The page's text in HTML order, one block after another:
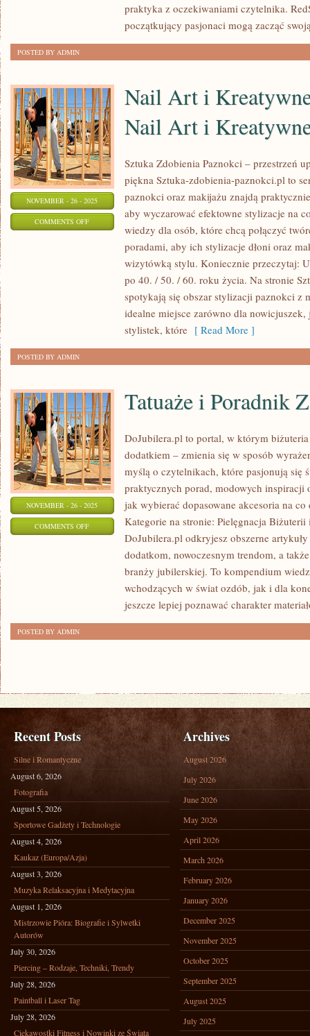
praktyka z oczekiwaniami czytelnika.
początkujący pasjonaci mogą zacząć
POSTED BY ADMIN
NOVEMBER - 26 - 2025
COMMENTS OFFON
KREATYWNE
STYLIZACJE
Nail Art i
Nail Art i
Sztuka Zdobienia Paznokci – przestrzeń
piękna Sztuka-zdobienia-paznokci.pl to
paznokci oraz makijażu znajdą
aby wyczarować efektowne stylizacje na
wiedzy dla osób, które chcą połączyć
poradami, aby ich stylizacje dłoni oraz
wizytówką stylu. Koniecznie przeczytaj:
po 40. / 50. / 60. roku życia. Na stronie
spotykają się obszar stylizacji paznokci z
idealne miejsce zarówno dla
stylistek, które [ Read More ]
POSTED BY ADMIN
NOVEMBER - 26 - 2025
COMMENTS OFFON
ZAKUPOWY
Tatuaże i Poradnik
DoJubilera.pl to portal, w którym
dodatkiem – zmienia się w sposób
myślą o czytelnikach, które pasjonują się
praktycznych porad, modowych
jak wybierać dopasowane akcesoria na
Kategorie na stronie: Pielęgnacja
DoJubilera.pl odkryjesz obszerne
dodatkom, nowoczesnym trendom, a
branży jubilerskiej. To kompendium
wchodzących w świat ozdób, jak i dla
jeszcze lepiej poznawać charakter
POSTED BY ADMIN
Recent Posts
Silne i Romantyczne
August 6, 2026
Fotografia
August 5, 2026
Sportowe Gadżety i Technologie
August 4, 2026
Kaukaz (Europa/Azja)
August 3, 2026
Muzyka Relaksacyjna i Medytacyjna
August 1, 2026
Mistrzowie Pióra: Biografie i Sylwetki
Autorów
July 30, 2026
Piercing – Rodzaje, Techniki, Trendy
July 28, 2026
Paintball i Laser Tag
July 28, 2026
Ciekawostki Fitness i Nowinki ze Świata
Archives
August 2026
July 2026
June 2026
May 2026
April 2026
March 2026
February 2026
January 2026
December 2025
November 2025
October 2025
September 2025
August 2025
July 2025